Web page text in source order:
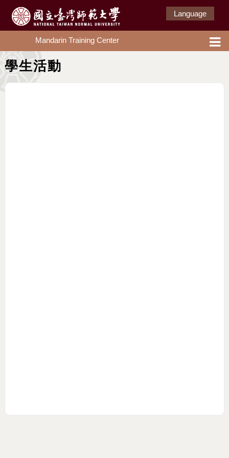
Language
Mandarin Training Center
學生活動